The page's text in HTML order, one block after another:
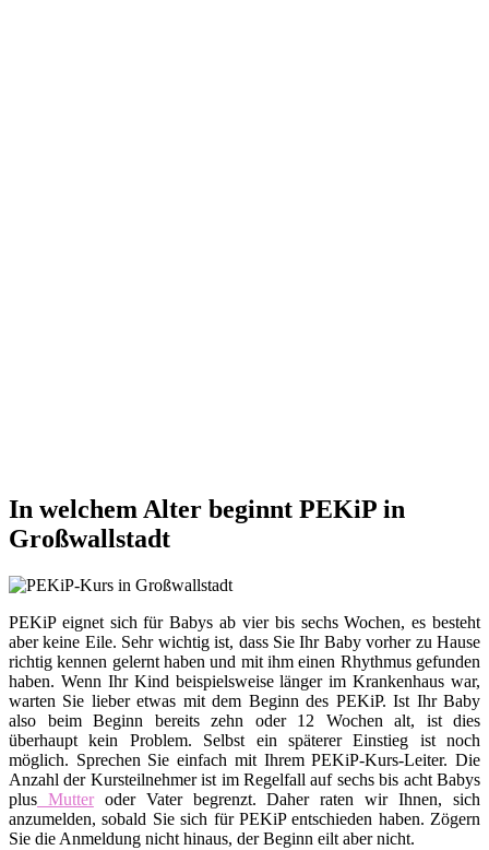
In welchem Alter beginnt PEKiP in
Großwallstadt
PEKiP eignet sich für Babys ab vier bis sechs Wochen, es besteht
aber keine Eile. Sehr wichtig ist, dass Sie Ihr Baby vorher zu Hause
richtig kennen gelernt haben und mit ihm einen Rhythmus gefunden
haben. Wenn Ihr Kind beispielsweise länger im Krankenhaus war,
warten Sie lieber etwas mit dem Beginn des PEKiP. Ist Ihr Baby
also beim Beginn bereits zehn oder 12 Wochen alt, ist dies
überhaupt kein Problem. Selbst ein späterer Einstieg ist noch
möglich. Sprechen Sie einfach mit Ihrem PEKiP-Kurs-Leiter. Die
Anzahl der Kursteilnehmer ist im Regelfall auf sechs bis acht Babys
plus Mutteroder Vater begrenzt. Daher raten wir Ihnen, sich
anzumelden, sobald Sie sich für PEKiP entschieden haben. Zögern
Sie die Anmeldung nicht hinaus, der Beginn eilt aber nicht.